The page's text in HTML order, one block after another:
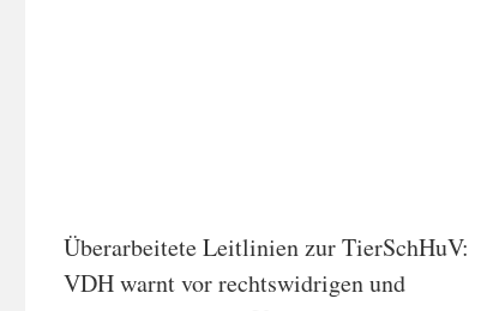
Überarbeitete Leitlinien zur TierSchHuV:
VDH warnt vor rechtswidrigen und